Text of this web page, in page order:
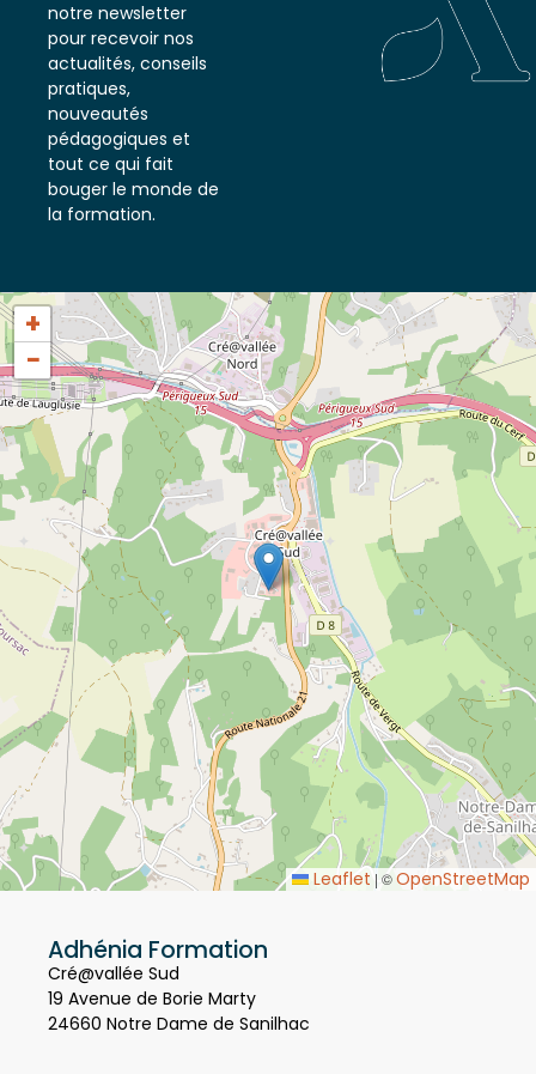
notre newsletter
pour recevoir nos
actualités, conseils
pratiques,
nouveautés
pédagogiques et
tout ce qui fait
bouger le monde de
la formation.
+
−
Leaflet | ©OpenStreetMap
Adhénia Formation
Cré@vallée Sud
19 Avenue de Borie Marty
24660 Notre Dame de Sanilhac